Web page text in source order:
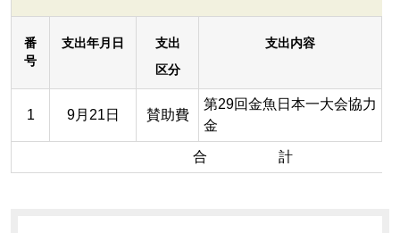
番
号
支出年月日
支出
区分
支出内容
1 9月21日 賛助費
第29回金魚日本一大会協力
金
合 計